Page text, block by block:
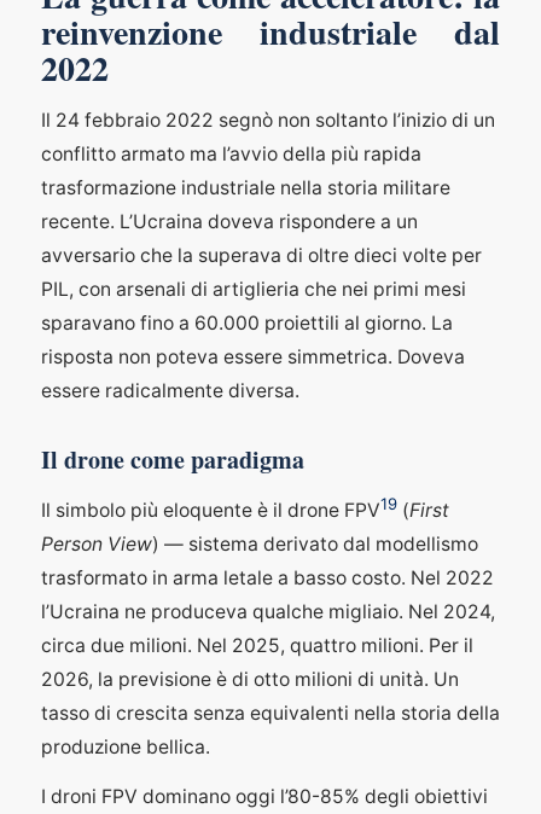
reinvenzione industriale dal
2022
Il 24 febbraio 2022 segnò non soltanto l’inizio di un
conflitto armato ma l’avvio della più rapida
trasformazione industriale nella storia militare
recente. L’Ucraina doveva rispondere a un
avversario che la superava di oltre dieci volte per
PIL, con arsenali di artiglieria che nei primi mesi
sparavano fino a 60.000 proiettili al giorno. La
risposta non poteva essere simmetrica. Doveva
essere radicalmente diversa.
Il drone come paradigma
Il simbolo più eloquente è il drone FPV19(First
Person View) — sistema derivato dal modellismo
trasformato in arma letale a basso costo. Nel 2022
l’Ucraina ne produceva qualche migliaio. Nel 2024,
circa due milioni. Nel 2025, quattro milioni. Per il
2026, la previsione è di otto milioni di unità. Un
tasso di crescita senza equivalenti nella storia della
produzione bellica.
I droni FPV dominano oggi l’80-85% degli obiettivi